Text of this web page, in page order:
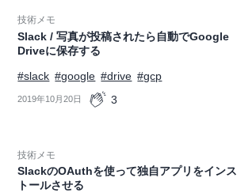
技術メモ
Slack / 写真が投稿されたら自動でGoogle
Driveに保存する
#slack #google #drive #gcp
2019年10月20日 3
技術メモ
SlackのOAuthを使って独自アプリをインス
トールさせる